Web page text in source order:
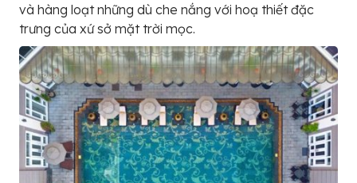
và hàng loạt những dù che nắng với hoạ thiết đặc
trưng của xứ sở mặt trời mọc.